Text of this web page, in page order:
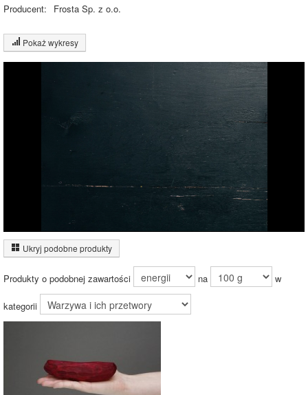
Producent:
Frosta Sp. z o.o.
Pokaż wykresy
Wykres składu produktu
Wykres źródeł energii produktu
Czas potrzebny na spalenie porcji ze zdjęcia
dla osoby o
kg -
Ukryj podobne produkty
Produkty o podobnej zawartości na w
kategorii